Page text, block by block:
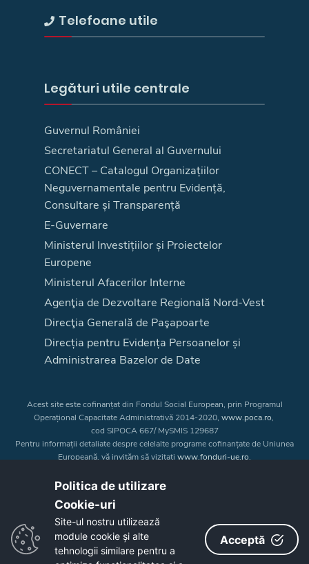
Telefoane utile
Legături utile centrale
Guvernul României
Secretariatul General al Guvernului
CONECT – Catalogul Organizațiilor
Neguvernamentale pentru Evidență,
Consultare și Transparență
E-Guvernare
Ministerul Investițiilor și Proiectelor
Europene
Ministerul Afacerilor Interne
Agenţia de Dezvoltare Regională Nord-Vest
Direcţia Generală de Paşapoarte
Direcția pentru Evidența Persoanelor și
Administrarea Bazelor de Date
Acest site este cofinanțat din Fondul Social European, prin Programul
Operațional Capacitate Administrativă 2014-2020, www.poca.ro,
cod SIPOCA 667/ MySMIS 129687
Pentru informații detaliate despre celelalte programe cofinanțate de Uniunea
Europeană, vă invităm să vizitați www.fonduri-ue.ro.
a Uniunii Europene. Întreaga responsabilitate asupra
Copyright © 2026 - Consiliul Judeţean Bistrița-Năsăud
Politica de utilizare
Cookie-uri‎
Site-ul nostru utilizează
module cookie și alte
tehnologii similare pentru a
Acceptă